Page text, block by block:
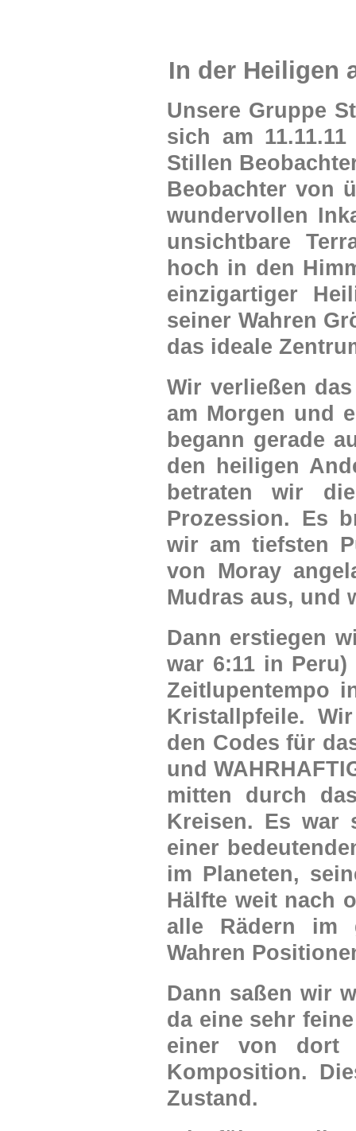
In der Heiligen
Unsere Gruppe
sich am
Stillen
Beobachter von
wundervollen
unsichtbare
hoch in den
einzigartiger
seiner Wahren
das ideale
Wir verließen
am Morgen und
begann gerade
den heiligen
betraten wir
Prozession. Es
wir am tiefsten
von Moray
Mudras aus, und
Dann erstiegen
war 6:11 in
Zeitlupentempo
Kristallpfeile.
den Codes für
und
mitten durch
Kreisen. Es war
einer
im Planeten,
Hälfte weit nach
alle Rädern im
Wahren
Dann saßen wir
da eine sehr
einer von dort
Komposition.
Zustand.